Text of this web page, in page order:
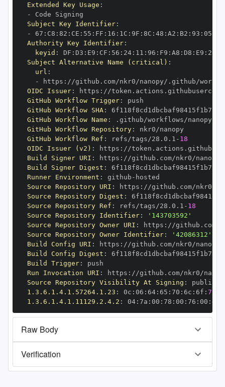
Extended Key Usage :
-
Subject Key Identifier:
-
67 : C8 : 82 : CE : 55 : FF : 16 : 1C : 9F : 8C : 48 : A2 : B2 : 93 : 05
Authority Key Identifier:
keyid : DF : D3 : E9 : CF : 56 : 24: 11 : 96 : F9 : A8 : D8 : E9 : 28
Subject Alternative Name (critical) :
url :
-
https : //github.com/nkr0/nanopy/.github/
OIDC Issuer: https :
GitHub Workflow Trigger:
GitHub Workflow SHA:
GitHub Workflow Name :
GitHub Workflow Repository:
GitHub Workflow Ref : refs/tags/28.0.1 - 18
OIDC Issuer (v2) : https :
Build Signer URI : https : //github.com/nkr0/
Build Signer Digest :
Runner Environment : github -
Source Repository URI : https :
Source Repository Digest :
Source Repository Ref : refs/tags/28.0.1 - 18
Source Repository Identifier:
'143703592'
Source Repository Owner URI : https :
Source Repository Owner Identifier:
'42086312'
Build Config URI : https : //github.com/nkr0/
Build Config Digest :
Build Trigger:
Run Invocation URI : https :
Source Repository Visibility At Signing :
1.3.6.1.4.1.57264.1.23 : 0c : 06 : 64: 65 : 70 : 6c : 6f : 79
1.3.6.1.4.1.11129.2.4.2 : 04: 7a : 00 : 78 : 00 : 76 : 00 : dd
Raw Body
Verification